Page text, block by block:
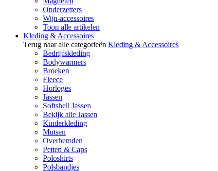
Onderzetters
Wijn-accessoires
Toon alle artikelen
Kleding & Accessoires
Terug naar alle categorieën Kleding & Accessoires
Bedrijfskleding
Bodywarmers
Broeken
Fleece
Horloges
Jassen
Softshell Jassen
Bekijk alle Jassen
Kinderkleding
Mutsen
Overhemden
Petten & Caps
Poloshirts
Polsbandjes